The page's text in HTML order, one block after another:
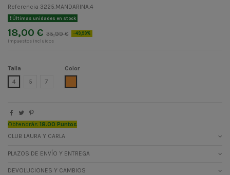
Referencia 3225.MANDARINA.4
Últimas unidades en stock
18,00 € 35,99 € -49,99%
Impuestos incluidos
Talla
4
5 7
Color
Obtendrás 18.00 Puntos
CLUB LAURA Y CARLA
PLAZOS DE ENVÍO Y ENTREGA
DEVOLUCIONES Y CAMBIOS